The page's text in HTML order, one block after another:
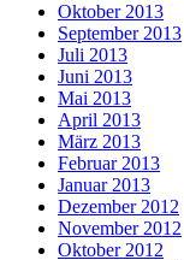
Oktober 2013
September 2013
Juli 2013
Juni 2013
Mai 2013
April 2013
März 2013
Februar 2013
Januar 2013
Dezember 2012
November 2012
Oktober 2012